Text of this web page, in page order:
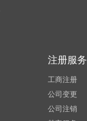
注册服务
工商注册
公司变更
公司注销